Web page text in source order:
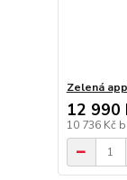
Zelená
12 990
10 736 Kč